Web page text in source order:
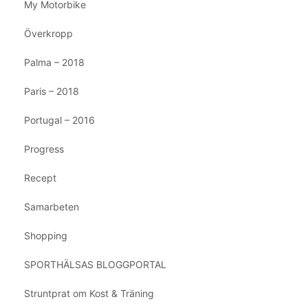
My Motorbike
Överkropp
Palma – 2018
Paris – 2018
Portugal – 2016
Progress
Recept
Samarbeten
Shopping
SPORTHÄLSAS BLOGGPORTAL
Struntprat om Kost & Träning